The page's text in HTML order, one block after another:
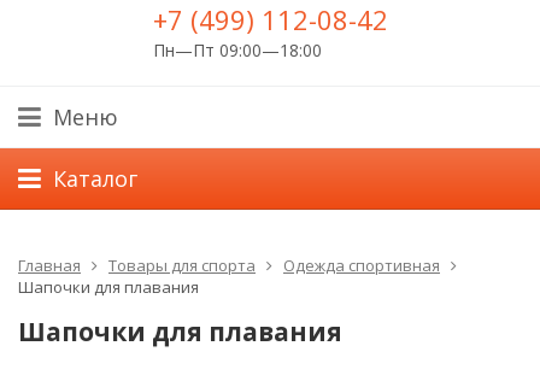
+7 (499) 112-08-42
Пн—Пт 09:00—18:00
Меню
Каталог
Главная Товары для спорта
Одежда спортивная
Шапочки для плавания
Шапочки для плавания